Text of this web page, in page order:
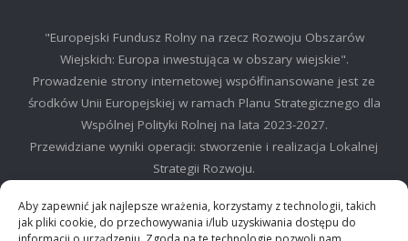
Aby zapewnić jak najlepsze wrażenia, korzystamy z technologii, takich
jak pliki cookie, do przechowywania i/lub uzyskiwania dostępu do
"Europejski Fundusz Rolny na rzecz Rozwoju Obszarów
Wiejskich: Europa inwestująca w obszary wiejskie".
Prowadzenie strony internetowej współfinansowane jest ze
środków Unii Europejskiej w ramach Planu Strategicznego dla
Wspólnej Polityki Rolnej na lata 2023-2027.
Przewidziane wyniki operacji: stworzenie i realizacja Lokalnej
Strategii Rozwoju.